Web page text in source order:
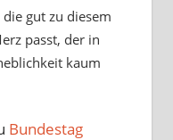
gut zu diesem
passt, der in
kaum
Bundestag